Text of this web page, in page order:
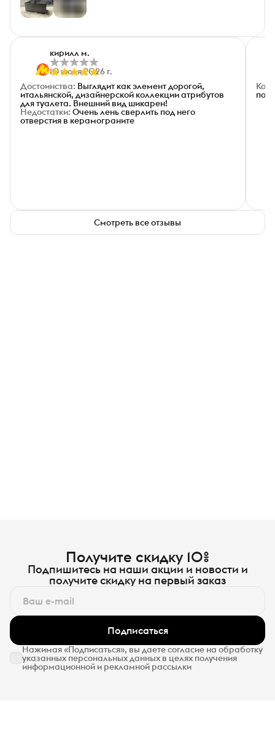
3звезды
0
кирилл м.
10 июля 2026 г.
Достоинства: Выглядит как элемент дорогой,
итальянской, дизайнерской коллекции атрибутов
для туалета. Внешний вид шикарен!
Недостатки: Очень лень сверлить под него
отверстия в керамограните
Смотреть все отзывы
Получите скидку 10%
Подпишитесь на наши акции и новости и
получите скидку на первый заказ
Подписаться
Нажимая «Подписаться», вы даете согласие на обработку
указанных персональных данных в целях получения
информационной и рекламной рассылки